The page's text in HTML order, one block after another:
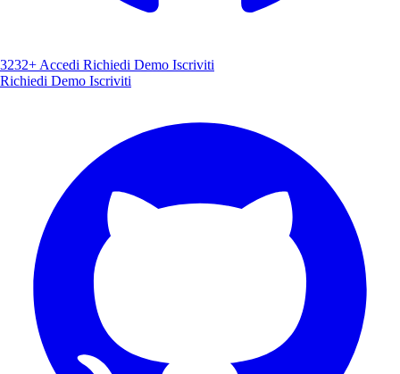
3232+ Accedi Richiedi Demo Iscriviti
Richiedi Demo Iscriviti